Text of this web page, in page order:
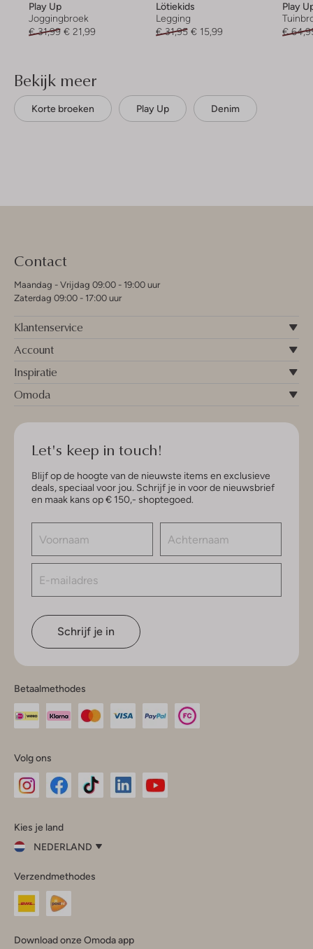
Play Up
Joggingbroek
€ 31,99 € 21,99
Lötiekids
Legging
€ 31,95 € 15,99
Play
€
Bekijk meer
Korte broeken Play Up Denim
Contact
Maandag - Vrijdag 09:00 - 19:00 uur
Zaterdag 09:00 - 17:00 uur
Klantenservice
Account
Inspiratie
Omoda
Let's keep in touch!
Blijf op de hoogte van de nieuwste items en exclusieve
deals, speciaal voor jou. Schrijf je in voor de nieuwsbrief
en maak kans op € 150,- shoptegoed.
Schrijf je in
Betaalmethodes
Volg ons
InstagramFacebook
Kies je land
NEDERLAND
je
land
Nederland
Verzendmethodes
Download onze Omoda app